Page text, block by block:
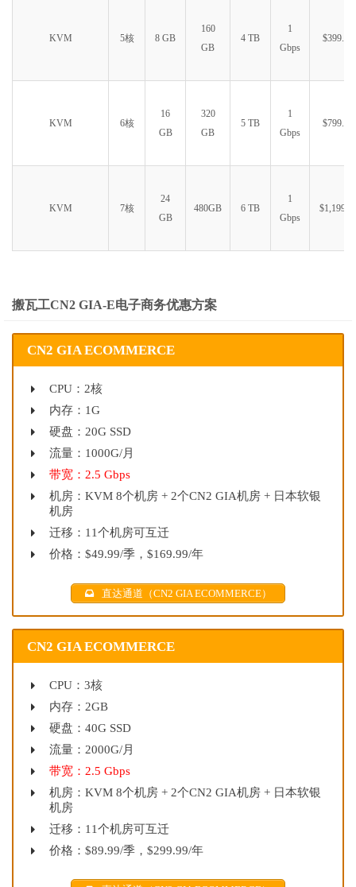
KVM 5核 8 GB
160
GB
4 TB
1
Gbps
$399.99
KVM 6核
16
GB
320
GB
5 TB
1
Gbps
$799.99
KVM 7核
24
GB
480GB 6 TB
1
Gbps
搬瓦工CN2 GIA-E电子商务优惠方案
CN2 GIA ECOMMERCE
CPU：2核
内存：1G
硬盘：20G SSD
流量：1000G/月
带宽：2.5 Gbps
机房：KVM 8个机房 + 2个CN2 GIA机房 + 日本软银
机房
迁移：11个机房可互迁
价格：$49.99/季，$169.99/年
直达通道（CN2 GIA ECOMMERCE）
CN2 GIA ECOMMERCE
CPU：3核
内存：2GB
硬盘：40G SSD
流量：2000G/月
带宽：2.5 Gbps
机房：KVM 8个机房 + 2个CN2 GIA机房 + 日本软银
机房
迁移：11个机房可互迁
价格：$89.99/季，$299.99/年